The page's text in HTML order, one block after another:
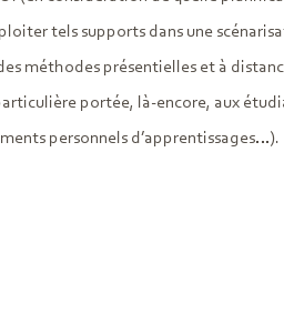
tels supports dans une
méthodes présentielles et à
portée, là-encore, aux
personnels d’apprentissages…).